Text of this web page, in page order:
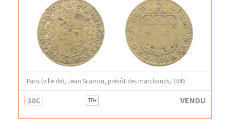
Paris (ville de), Jean Scarron, prévôt des marchands, 1646
30€ TB+ VENDU